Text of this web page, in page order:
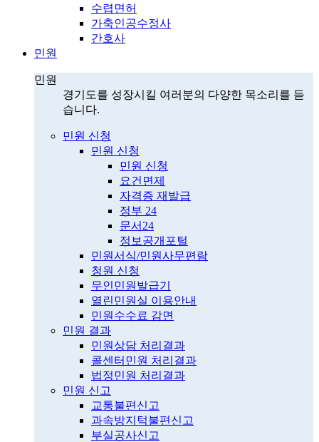
수렵면허
가축인공수정사
간호사
민원
민원
경기도를 성장시킬 여러분의 다양한 목소리를 듣
습니다.
민원 신청
민원 신청
민원 신청
요건면제
자격증 재발급
정부 24
문서24
정보공개포털
민원서식/민원사무편람
청원 신청
무인민원발급기
열린민원실 이용안내
민원수수료 감면
민원 결과
민원상담 처리결과
콜센터민원 처리결과
법정민원 처리결과
민원 신고
교통불편신고
과속방지턱불편신고
부실공사신고